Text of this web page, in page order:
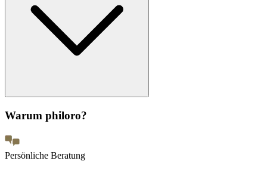
Warum philoro?
Persönliche Beratung